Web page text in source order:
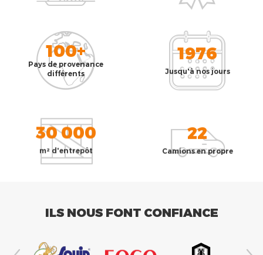
100+
Pays de provenance
différents
1976
Jusqu'à nos jours
30 000
m² d'entrepôt
22
Camions en propre
ILS NOUS FONT CONFIANCE